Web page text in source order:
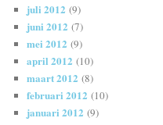
juli 2012 (9)
juni 2012 (7)
mei 2012 (9)
april 2012 (10)
maart 2012 (8)
februari 2012 (10)
januari 2012 (9)